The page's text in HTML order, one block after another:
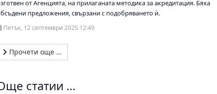
от Агенцията, на прилаганата методика за акредитация. Бяха
предложения, свързани с подобряването ѝ.
Петък, 12 септември 2025 12:49
Прочети още …
статии …